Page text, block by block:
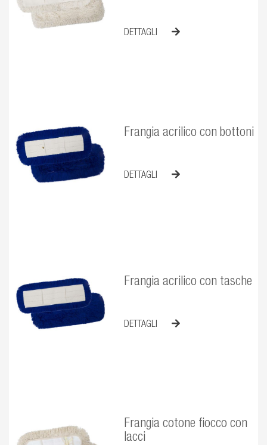
DETTAGLI
Frangia acrilico con bottoni
DETTAGLI
Frangia acrilico con tasche
DETTAGLI
Frangia cotone fiocco con
lacci